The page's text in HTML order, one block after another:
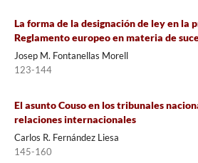
La forma de la designación de ley en la
Reglamento europeo en materia de
Josep M. Fontanellas Morell
123-144
El asunto Couso en los tribunales
relaciones internacionales
Carlos R. Fernández Liesa
145-160